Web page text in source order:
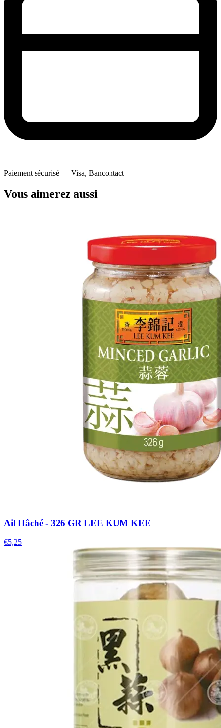
Paiement sécurisé — Visa, Bancontact
Vous aimerez aussi
Ail Hâché - 326 GR LEE KUM KEE
€5,25